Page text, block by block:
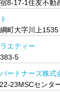
8-17-1住友不動
町大字川上
エティー
5
ートナーズ株式
23MSCセンタ